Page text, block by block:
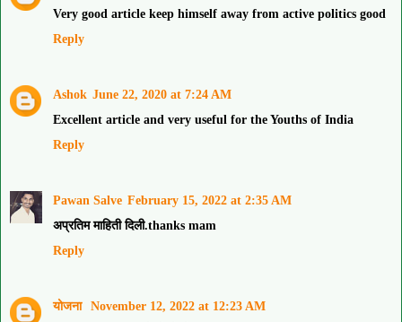
Very good article keep himself away from active politics good
Reply
Ashok June 22, 2020 at 7:24 AM
Excellent article and very useful for the Youths of India
Reply
Pawan Salve February 15, 2022 at 2:35 AM
अप्रतिम माहिती दिली.thanks mam
Reply
योजना November 12, 2022 at 12:23 AM